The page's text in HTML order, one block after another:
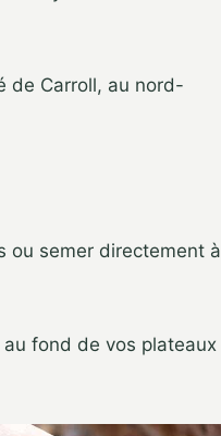
de Carroll, au nord-
ou semer directement à
fond de vos plateaux